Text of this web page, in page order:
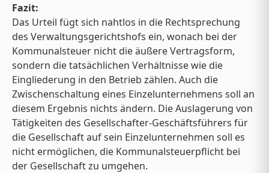
Fazit:
Das Urteil fügt sich nahtlos in die Rechtsprechung
des Verwaltungsgerichtshofs ein, wonach bei der
Kommunalsteuer nicht die äußere Vertragsform,
sondern die tatsächlichen Verhältnisse wie die
Eingliederung in den Betrieb zählen. Auch die
Zwischenschaltung eines Einzelunternehmens soll an
diesem Ergebnis nichts ändern. Die Auslagerung von
Tätigkeiten des Gesellschafter-Geschäftsführers für
die Gesellschaft auf sein Einzelunternehmen soll es
nicht ermöglichen, die Kommunalsteuerpflicht bei
der Gesellschaft zu umgehen.